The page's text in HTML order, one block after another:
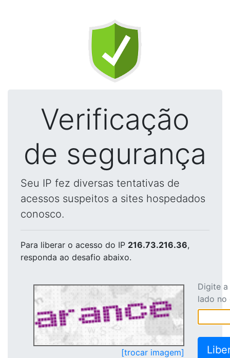
Verificação
de segurança
Seu IP fez diversas tentativas de
acessos suspeitos a sites hospedados
conosco.
Para liberar o acesso do IP 216.73.216.36,
responda ao desafio abaixo.
[trocar imagem]
Digite
lado no